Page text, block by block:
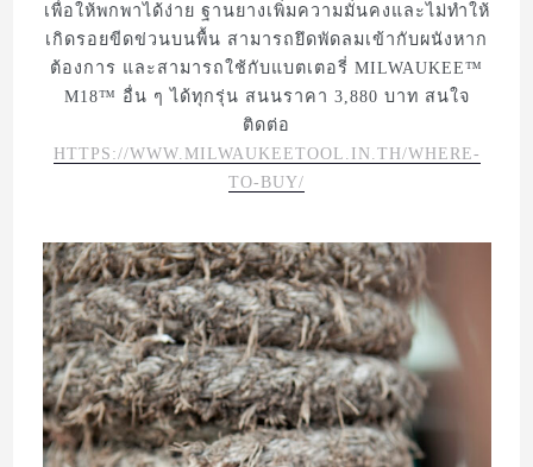
เพื่อให้พกพาได้ง่าย ฐานยางเพิ่มความมั่นคงและไม่ทำให้
เกิดรอยขีดข่วนบนพื้น สามารถยึดพัดลมเข้ากับผนังหาก
ต้องการ และสามารถใช้กับแบตเตอรี่ MILWAUKEE™
M18™ อื่น ๆ ได้ทุกรุ่น สนนราคา 3,880 บาท สนใจ
ติดต่อ
HTTPS://WWW.MILWAUKEETOOL.IN.TH/WHERE-
TO-BUY/